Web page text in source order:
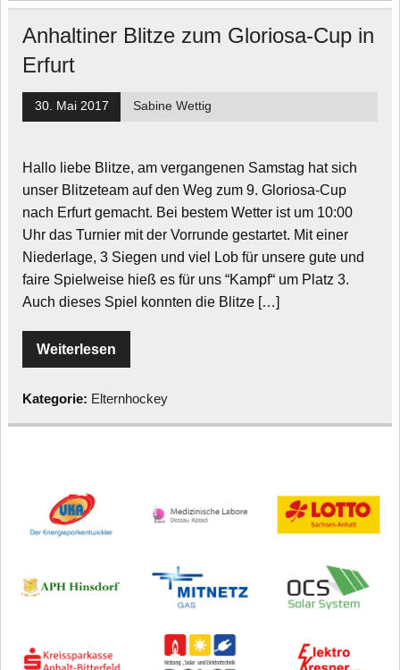
Anhaltiner Blitze zum Gloriosa-Cup in
Erfurt
30. Mai 2017 Sabine Wettig
Hallo liebe Blitze, am vergangenen Samstag hat sich
unser Blitzeteam auf den Weg zum 9. Gloriosa-Cup
nach Erfurt gemacht. Bei bestem Wetter ist um 10:00
Uhr das Turnier mit der Vorrunde gestartet. Mit einer
Niederlage, 3 Siegen und viel Lob für unsere gute und
faire Spielweise hieß es für uns “Kampf“ um Platz 3.
Auch dieses Spiel konnten die Blitze […]
Weiterlesen
Kategorie: Elternhockey